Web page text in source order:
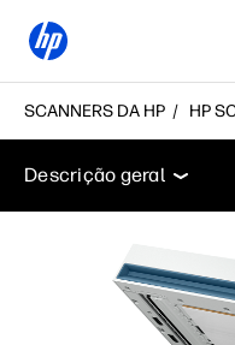
SCANNERS DA HP HP
Descrição geral
Descrição geral
Funcionalidades
Especificações técnicas